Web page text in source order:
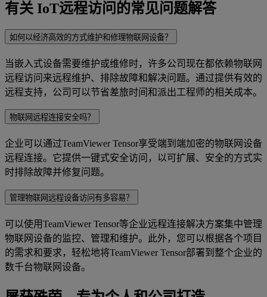
有关 IoT远程访问的常见问题解答
如何以经济高效的方式维护和修理物联网设备？
当嵌入式设备需要维护或维修时，许多公司现在都依赖物联网
远程访问来远程维护、排除故障和解决问题。通过提供有效的
远程支持，公司可以节省差旅时间和派出工程师的相关成本。
物联网远程连接安全吗？
企业可以通过TeamViewer Tensor享受端到端加密的物联网设备
远程连接。它提供一键式安全访问，以可扩展、安全的方式实
时排除故障并修复问题。
管理物联网远程设备访问有多容易？
可以使用TeamViewer Tensor等企业远程连接解决方案集中管理
物联网设备的监控、管理和维护。此外，您可以根据各个项目
的需求和要求，轻松地将TeamViewer Tensor部署到整个企业的
数千台物联网设备。